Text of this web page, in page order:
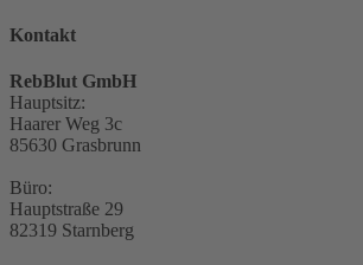
Kontakt
RebBlut GmbH
Hauptsitz:
Haarer Weg 3c
85630 Grasbrunn
Büro:
Hauptstraße 29
82319 Starnberg